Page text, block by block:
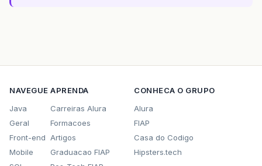
NAVEGUE
Java
Geral
Front-end
Mobile
APRENDA
Carreiras Alura
Formacoes
Artigos
Graduacao FIAP
CONHECA O GRUPO
Alura
FIAP
Casa do Codigo
Hipsters.tech